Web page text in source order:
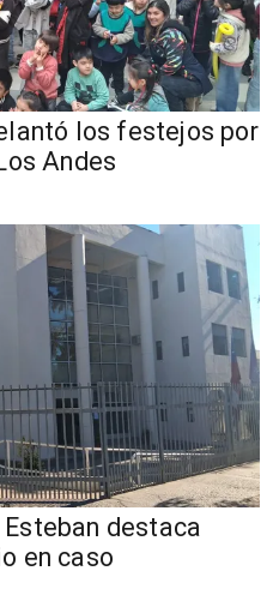
los festejos por
Andes
destaca
en caso